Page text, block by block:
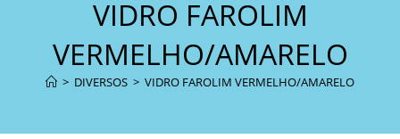
VIDRO FAROLIM
VERMELHO/AMARELO
> DIVERSOS > VIDRO FAROLIM VERMELHO/AMARELO